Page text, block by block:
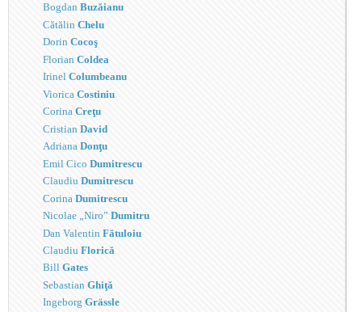
BogdanBuzăianu
CătălinChelu
DorinCocoş
FlorianColdea
IrinelColumbeanu
VioricaCostiniu
CorinaCreţu
CristianDavid
AdrianaDonţu
Emil CicoDumitrescu
ClaudiuDumitrescu
CorinaDumitrescu
Nicolae „Niro”Dumitru
Dan ValentinFătuloiu
ClaudiuFlorică
BillGates
SebastianGhiţă
IngeborgGrässle